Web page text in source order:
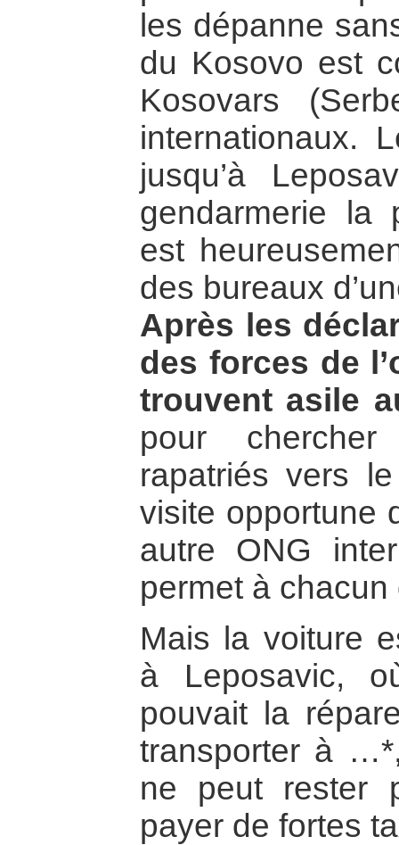
les dépanne
du Kosovo est
Kosovars
internationaux.
jusqu’à
gendarmerie la
est
des bureaux
Après les
des forces de
trouvent asile
pour
rapatriés vers
visite opportune
autre ONG
permet à
Mais la voiture
à Leposavic,
pouvait la
transporter à
ne peut rester
payer de fortes